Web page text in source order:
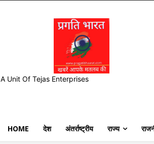
A Unit Of Tejas Enterprises
HOME देश अंतर्राष्ट्रीय राज्य